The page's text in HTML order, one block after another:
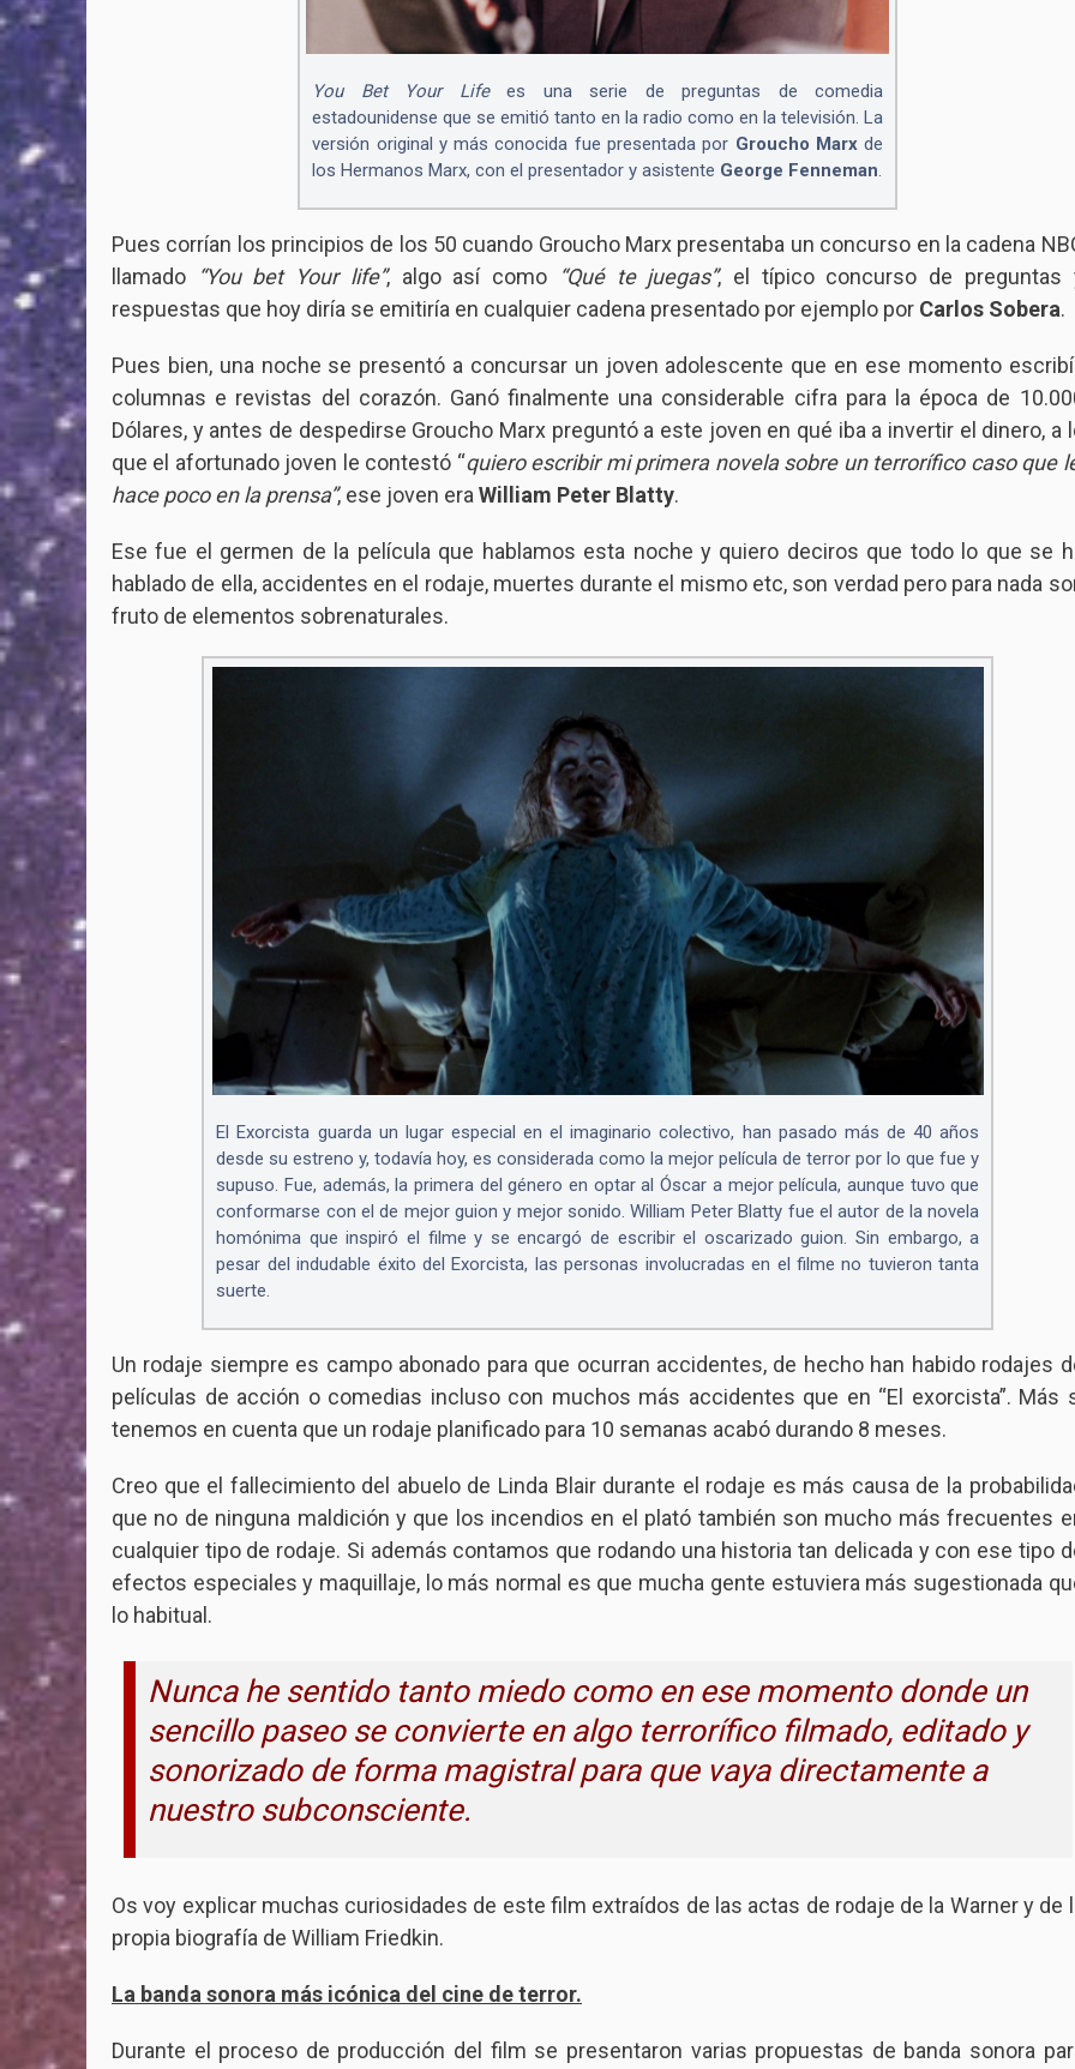
You Bet Your Lifees una serie de preguntas de comedia
estadounidense que se emitió tanto en la radio como en la televisión. La
versión original y más conocida fue presentada por Groucho Marx de
los Hermanos Marx, con el presentador y asistente George Fenneman
Pues corrían los principios de los 50 cuando Groucho Marx presentaba un concurso en la cadena
llamado
“You bet Your life”, algo así como “Qué te juegas”, el típico concurso de preguntas
respuestas que hoy diría se emitiría en cualquier cadena presentado por ejemplo por Carlos Sobera.
Pues bien, una noche se presentó a concursar un joven adolescente que en ese momento
columnas e revistas del corazón. Ganó finalmente una considerable cifra para la época de
Dólares, y antes de despedirse Groucho Marx preguntó a este joven en qué iba a invertir el dinero, a
que el afortunado joven le contestó “quiero escribir mi primera novela sobre un terrorífico caso que
hace poco en la prensa”, ese joven era William Peter Blatty.
Ese fue el germen de la película que hablamos esta noche y quiero deciros que todo lo que se
hablado de ella, accidentes en el rodaje, muertes durante el mismo etc, son verdad pero para nada
fruto de elementos sobrenaturales.
El Exorcista guarda un lugar especial en el imaginario colectivo, han pasado más de 40 años
desde su estreno y, todavía hoy, es considerada como la mejor película de terror por lo que fue y
supuso. Fue, además, la primera del género en optar al Óscar a mejor película, aunque tuvo que
conformarse con el de mejor guion y mejor sonido. William Peter Blatty fue el autor de la novela
homónima que inspiró el filme y se encargó de escribir el oscarizado guion. Sin embargo, a
pesar del indudable éxito del Exorcista, las personas involucradas en el filme no tuvieron tanta
suerte.
Un rodaje siempre es campo abonado para que ocurran accidentes, de hecho han habido rodajes
películas de acción o comedias incluso con muchos más accidentes que en “El exorcista”. Más
tenemos en cuenta que un rodaje planificado para 10 semanas acabó durando 8 meses.
Creo que el fallecimiento del abuelo de Linda Blair durante el rodaje es más causa de la
que no de ninguna maldición y que los incendios en el plató también son mucho más frecuentes
cualquier tipo de rodaje. Si además contamos que rodando una historia tan delicada y con ese tipo
efectos especiales y maquillaje, lo más normal es que mucha gente estuviera más sugestionada
lo habitual.
Nunca he sentido tanto miedo como en ese momento donde un
sencillo paseo se convierte en algo terrorífico filmado, editado y
sonorizado de forma magistral para que vaya directamente a
nuestro subconsciente.
Os voy explicar muchas curiosidades de este film extraídos de las actas de rodaje de la Warner y de
propia biografía de William Friedkin.
La banda sonora más icónica del cine de terror.
Durante el proceso de producción del film se presentaron varias propuestas de banda sonora